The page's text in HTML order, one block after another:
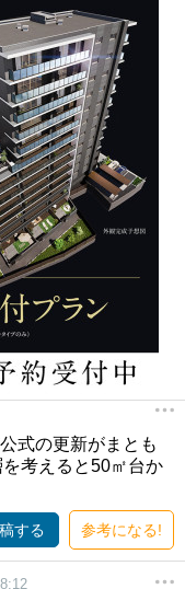
式の更新がまとも
考えると50㎡台か
する 参考になる!